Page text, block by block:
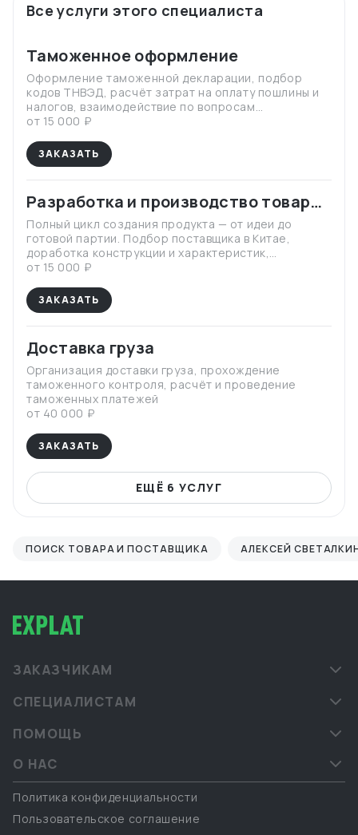
Все услуги этого специалиста
Таможенное оформление
Оформление таможенной декларации, подбор
кодов ТНВЭД, расчёт затрат на оплату пошлины и
налогов, взаимодействие по вопросам
дополнительных проверок и контроля со стороны
от 15 000 ₽
ЗАКАЗАТЬ
Разработка и производство товара
под ключ
Полный цикл создания продукта — от идеи до
готовой партии. Подбор поставщика в Китае,
доработка конструкции и характеристик,
разработка упаковки и позиционирования.
Помогаю запустить товар под вашим брендом и
вывести его на рынок.
от 15 000 ₽
ЗАКАЗАТЬ
Доставка груза
Организация доставки груза, прохождение
таможенного контроля, расчёт и проведение
таможенных платежей
от 40 000 ₽
ЗАКАЗАТЬ
ЕЩЁ 6 УСЛУГ
ПОИСК ТОВАРА И ПОСТАВЩИКА АЛЕКСЕЙ
ЗАКАЗЧИКАМ
СПЕЦИАЛИСТАМ
ПОМОЩЬ
О НАС
Политика конфиденциальности
Пользовательское соглашение